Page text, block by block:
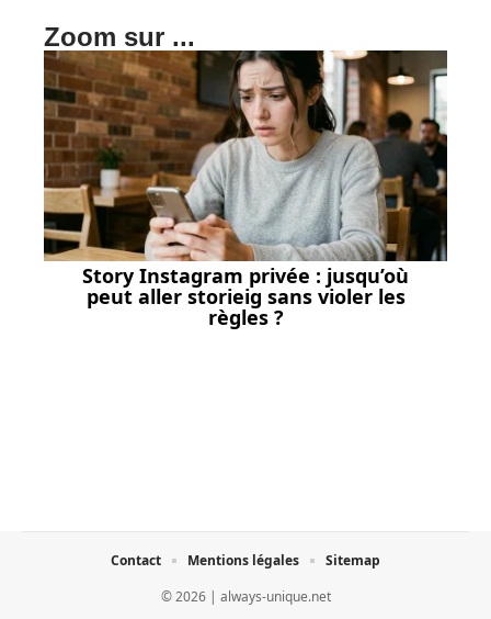
Zoom sur ...
Story Instagram privée : jusqu’où
peut aller storieig sans violer les
règles ?
© 2026 | always-unique.net
Contact Mentions légales Sitemap